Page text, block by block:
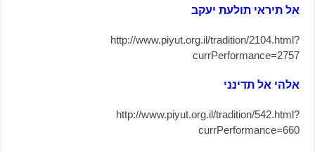
אל תיראי תולעת יעקב
http://www.piyut.org.il/tradition/2104.html?
currPerformance=2757
אלהי אל תדינני
http://www.piyut.org.il/tradition/542.html?
currPerformance=660